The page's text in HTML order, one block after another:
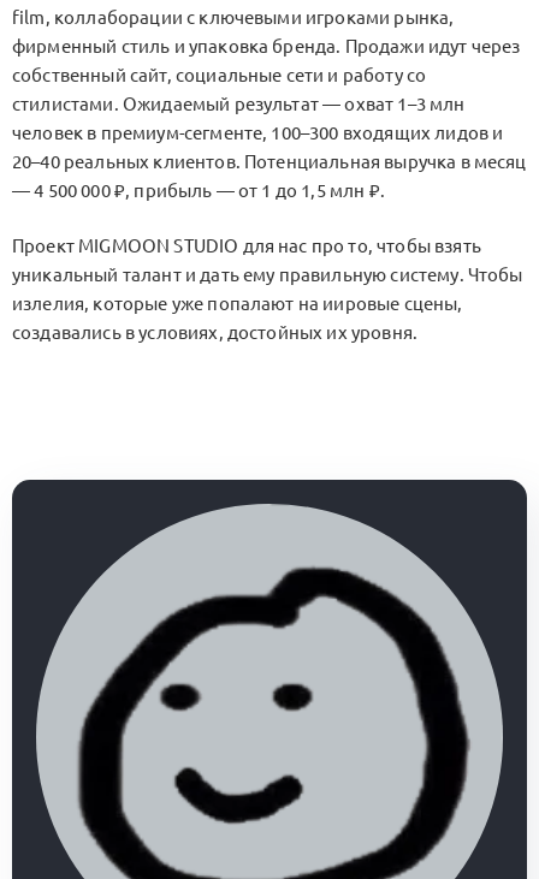
film, коллаборации с ключевыми игроками рынка,
фирменный стиль и упаковка бренда. Продажи идут через
собственный сайт, социальные сети и работу со
стилистами. Ожидаемый результат — охват 1–3 млн
человек в премиум-сегменте, 100–300 входящих лидов и
20–40 реальных клиентов. Потенциальная выручка в месяц
— 4 500 000 ₽, прибыль — от 1 до 1,5 млн ₽.
Проект MIGMOON STUDIO для нас про то, чтобы взять
уникальный талант и дать ему правильную систему. Чтобы
излелия, которые уже попалают на иировые сцены,
создавались в условиях, достойных их уровня.